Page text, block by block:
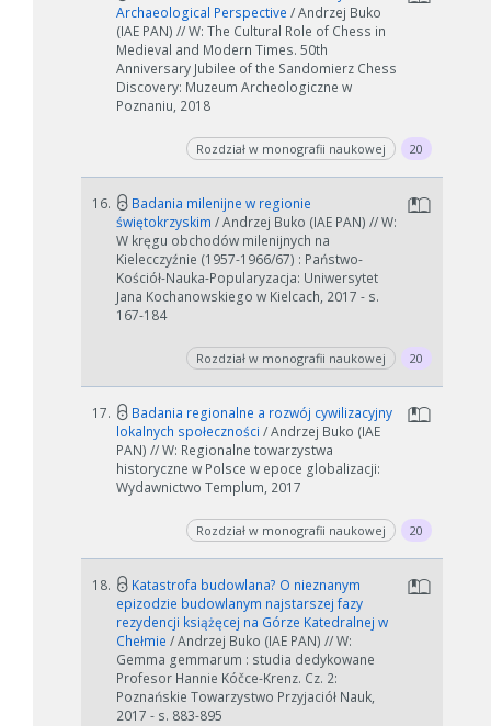
Archaeological Perspective / Andrzej Buko
(IAE PAN) // W: The Cultural Role of Chess in
Medieval and Modern Times. 50th
Anniversary Jubilee of the Sandomierz Chess
Discovery: Muzeum Archeologiczne w
Poznaniu, 2018
Rozdział w monografii naukowej 20
16.
Badania milenijne w regionie
świętokrzyskim / Andrzej Buko (IAE PAN) // W:
W kręgu obchodów milenijnych na
Kielecczyźnie (1957-1966/67) : Państwo-
Kościół-Nauka-Popularyzacja: Uniwersytet
Jana Kochanowskiego w Kielcach, 2017 - s.
167-184
Rozdział w monografii naukowej 20
17.
Badania regionalne a rozwój cywilizacyjny
lokalnych społeczności / Andrzej Buko (IAE
PAN) // W: Regionalne towarzystwa
historyczne w Polsce w epoce globalizacji:
Wydawnictwo Templum, 2017
Rozdział w monografii naukowej 20
18.
Katastrofa budowlana? O nieznanym
epizodzie budowlanym najstarszej fazy
rezydencji książęcej na Górze Katedralnej w
Chełmie / Andrzej Buko (IAE PAN) // W:
Gemma gemmarum : studia dedykowane
Profesor Hannie Kóčce-Krenz. Cz. 2:
Poznańskie Towarzystwo Przyjaciół Nauk,
2017 - s. 883-895